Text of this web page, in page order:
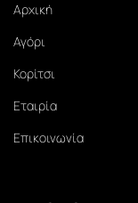
Αρχική
Αγόρι
Κορίτσι
Εταιρία
Επικοινωνία